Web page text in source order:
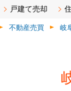
戸建て売却
不動産売買 岐